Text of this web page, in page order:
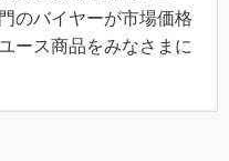
のバイヤーが市場価格
ース商品をみなさまに